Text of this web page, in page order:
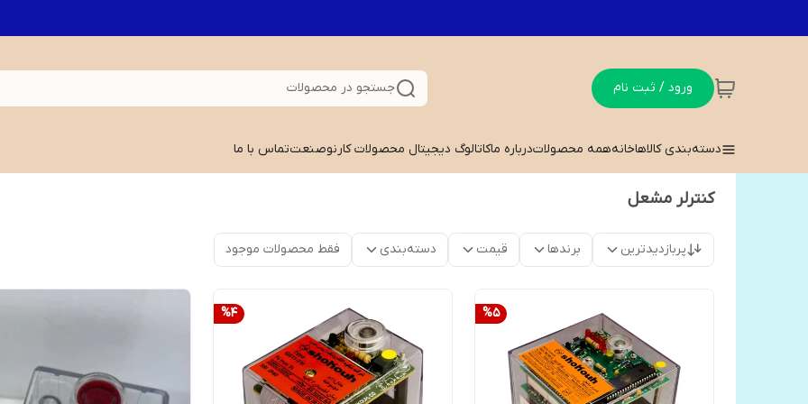
ورود / ثبت نام جستجو در محصولات
دسته‌بندی کالاهاخانههمه محصولاتدرباره ماکاتالوگ دیجیتال محصولات کارنوصنعتتماس با ما
کنترلر مشعل
پربازدیدترین برندها قیمت دسته‌بندی فقط محصولات موجود
%5
%4